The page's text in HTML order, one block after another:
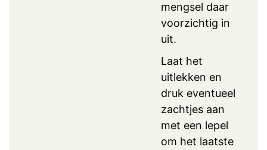
mengsel daar
voorzichtig in
uit.
Laat het
uitlekken en
druk eventueel
zachtjes aan
met een lepel
om het laatste